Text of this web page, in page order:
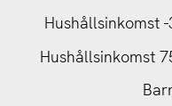
Hushållsinkomst
Hushållsinkomst -